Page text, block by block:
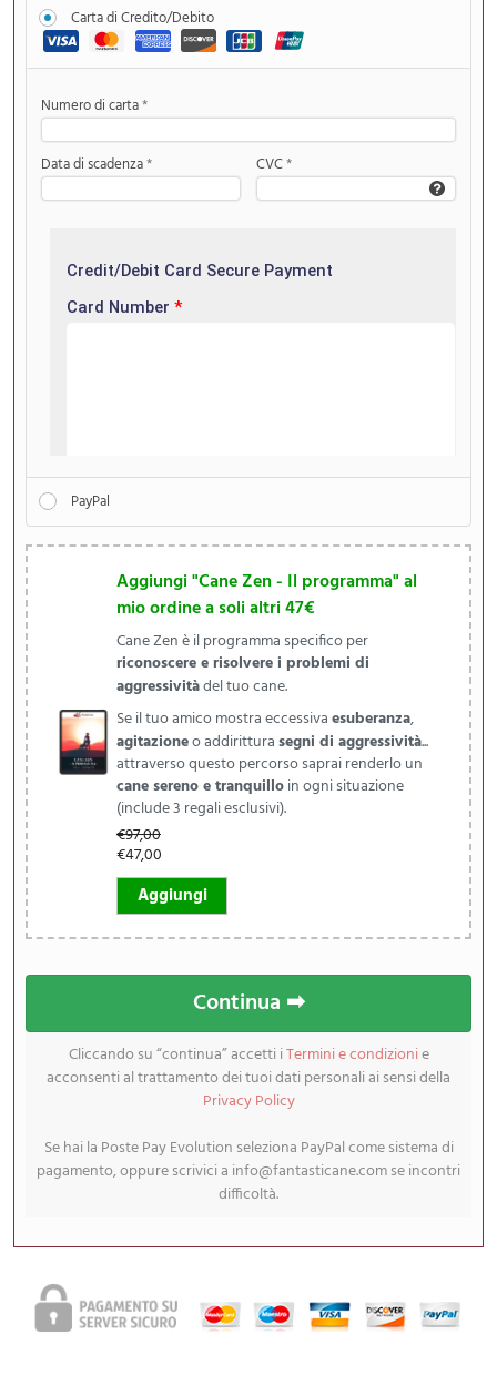
Carta di Credito/Debito
Numero di carta*
Data di scadenza* CVC*
PayPal
Aggiungi "Cane Zen - Il programma" al
mio ordine a soli altri 47€
Cane Zen è il programma specifico per
riconoscere e risolvere i problemi di
aggressivitàdel tuo cane.
Se il tuo amico mostra eccessivaesuberanza,
agitazioneo addiritturasegni di aggressività...
attraverso questo percorso saprai renderlo un
cane sereno e tranquilloin ogni situazione
(include 3 regali esclusivi).
€97,00
€47,00
Aggiungi
Continua ➡
Cliccando su “continua” accetti iTermini e condizionie
acconsenti al trattamento dei tuoi dati personali ai sensi della
Privacy Policy
Se hai la Poste Pay Evolution seleziona PayPal come sistema di
pagamento, oppure scrivici a info@fantasticane.comse incontri
difficoltà.